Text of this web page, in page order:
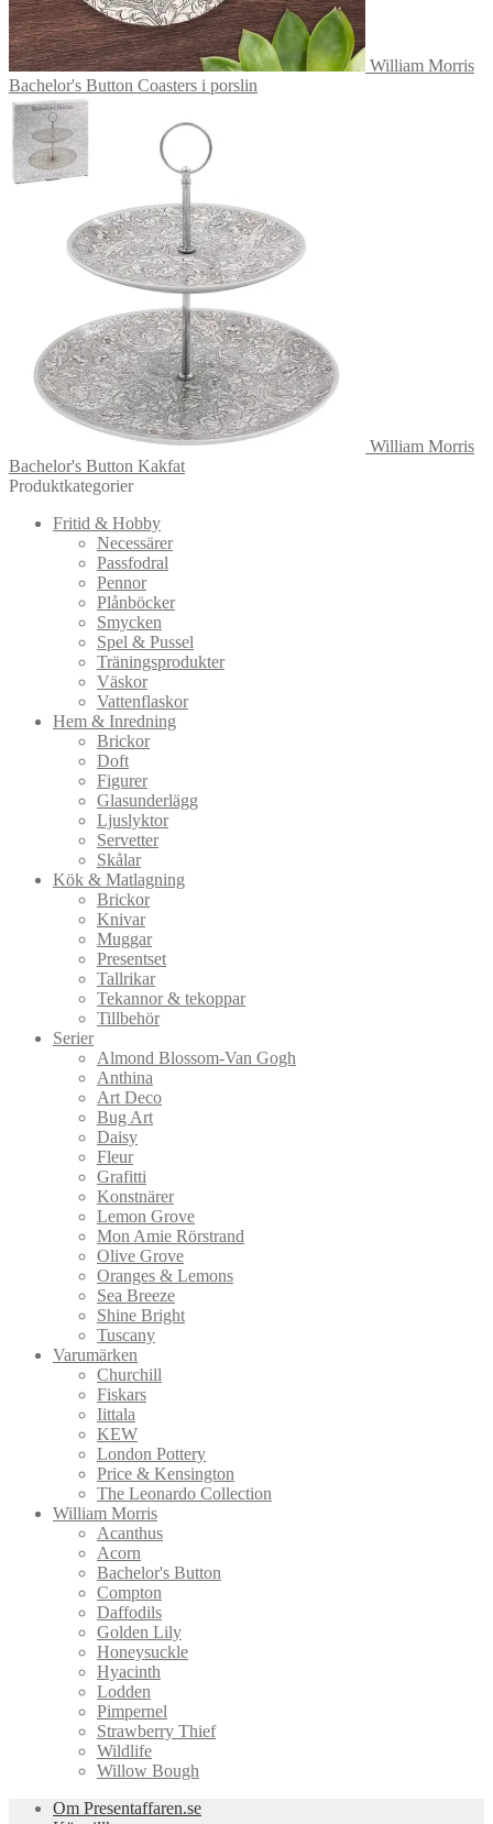
William Morris
Bachelor's Button Coasters i porslin
William Morris
Bachelor's Button Kakfat
Produktkategorier
Fritid & Hobby
Necessärer
Passfodral
Pennor
Plånböcker
Smycken
Spel & Pussel
Träningsprodukter
Väskor
Vattenflaskor
Hem & Inredning
Brickor
Doft
Figurer
Glasunderlägg
Ljuslyktor
Servetter
Skålar
Kök & Matlagning
Brickor
Knivar
Muggar
Presentset
Tallrikar
Tekannor & tekoppar
Tillbehör
Serier
Almond Blossom-Van Gogh
Anthina
Art Deco
Bug Art
Daisy
Fleur
Grafitti
Konstnärer
Lemon Grove
Mon Amie Rörstrand
Olive Grove
Oranges & Lemons
Sea Breeze
Shine Bright
Tuscany
Varumärken
Churchill
Fiskars
Iittala
KEW
London Pottery
Price & Kensington
The Leonardo Collection
William Morris
Acanthus
Acorn
Bachelor's Button
Compton
Daffodils
Golden Lily
Honeysuckle
Hyacinth
Lodden
Pimpernel
Strawberry Thief
Wildlife
Willow Bough
Om Presentaffaren.se